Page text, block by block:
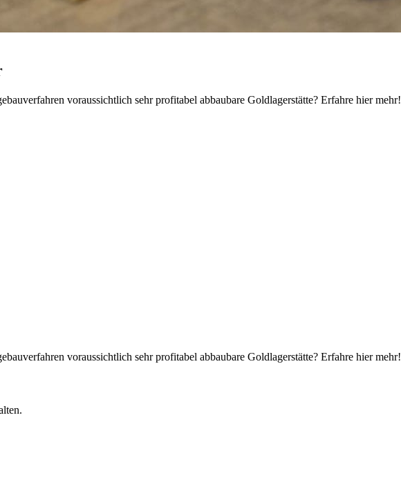
voraussichtlich sehr profitabel abbaubare Goldlagerstätte? Erfahre hier mehr!
voraussichtlich sehr profitabel abbaubare Goldlagerstätte? Erfahre hier mehr!